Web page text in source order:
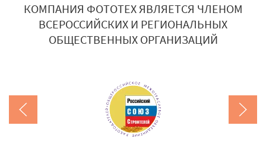
КОМПАНИЯ ФОТОТЕХ ЯВЛЯЕТСЯ ЧЛЕНОМ
ВСЕРОССИЙСКИХ И РЕГИОНАЛЬНЫХ
ОБЩЕСТВЕННЫХ ОРГАНИЗАЦИЙ